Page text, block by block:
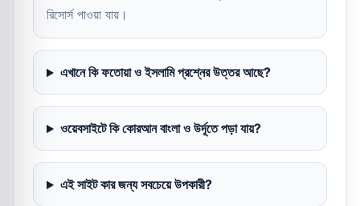
রিসোর্স পাওয়া যায়।
এখানে কি ফতোয়া ও ইসলামি প্রশ্নের উত্তর আছে?
ওয়েবসাইটে কি কোরআন বাংলা ও উর্দূতে পড়া যায়?
এই সাইট কার জন্য সবচেয়ে উপকারী?